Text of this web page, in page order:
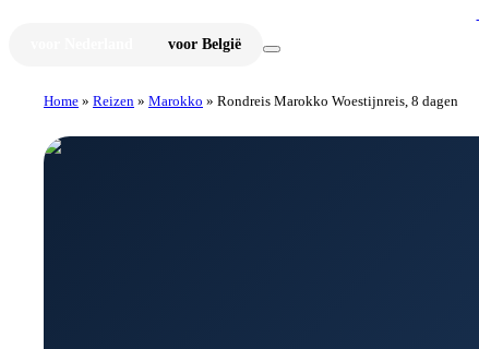
voor België
Home » Reizen » Marokko » Rondreis Marokko Woestijnreis, 8 dagen